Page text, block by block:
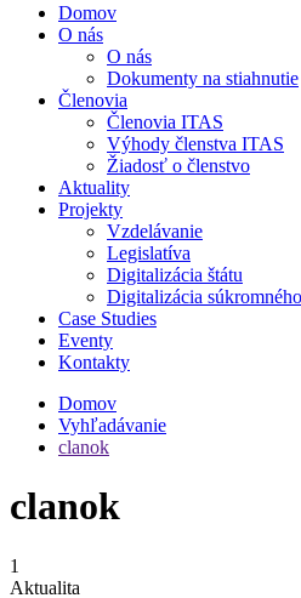
Domov
O nás
O nás
Dokumenty na stiahnutie
Členovia
Členovia ITAS
Výhody členstva ITAS
Žiadosť o členstvo
Aktuality
Projekty
Vzdelávanie
Legislatíva
Digitalizácia štátu
Digitalizácia
Case Studies
Eventy
Kontakty
Domov
Vyhľadávanie
clanok
clanok
1
Aktualita